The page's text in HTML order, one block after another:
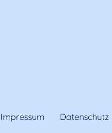
Impressum Datenschutz